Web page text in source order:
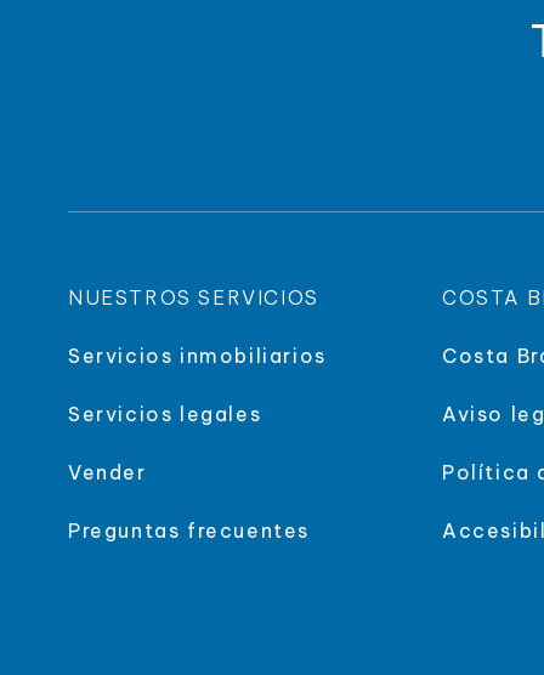
NUESTROS SERVICIOS
Servicios inmobiliarios
Servicios legales
Vender
Preguntas frecuentes
COSTA
Costa
Aviso
Política